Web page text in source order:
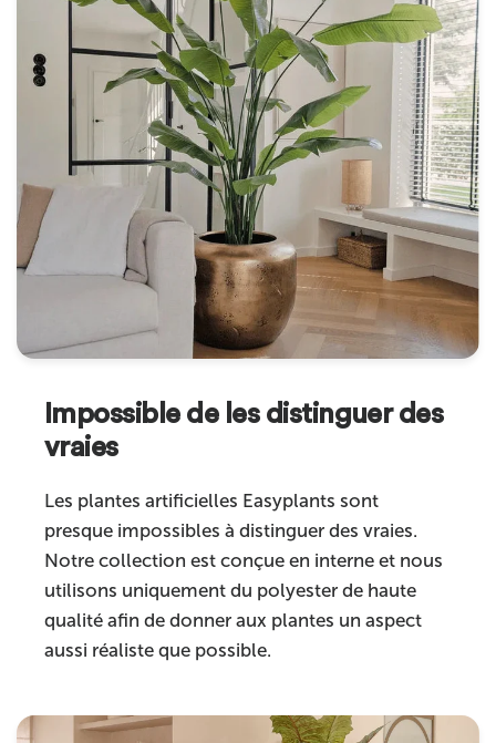
Impossible de les distinguer des
vraies
Les plantes artificielles Easyplants sont
presque impossibles à distinguer des vraies.
Notre collection est conçue en interne et nous
utilisons uniquement du polyester de haute
qualité afin de donner aux plantes un aspect
aussi réaliste que possible.